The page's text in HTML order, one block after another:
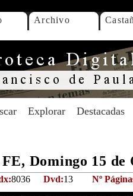
Archivo
Explorar Destacadas
Domingo 15 de
8036 Dvd:13 Nº